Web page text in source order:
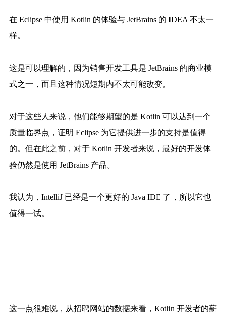
在 Eclipse 中使用 Kotlin 的体验与 JetBrains 的 IDEA 不太一
样。
这是可以理解的，因为销售开发工具是 JetBrains 的商业模
式之一，而且这种情况短期内不太可能改变。
对于这些人来说，他们能够期望的是 Kotlin 可以达到一个
质量临界点，证明 Eclipse 为它提供进一步的支持是值得
的。但在此之前，对于 Kotlin 开发者来说，最好的开发体
验仍然是使用 JetBrains 产品。
我认为，IntelliJ 已经是一个更好的 Java IDE 了，所以它也
值得一试。
这一点很难说，从招聘网站的数据来看，Kotlin 开发者的薪